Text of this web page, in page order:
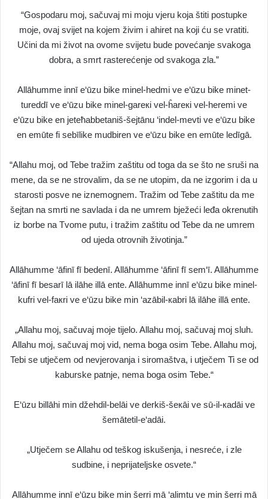
“Gospodaru moj, sačuvaj mi moju vjeru koja štiti postupke
moje, ovaj svijet na kojem živim i ahiret na koji ću se vratiti.
Učini da mi život na ovome svijetu bude povećanje svakoga
dobra, a smrt rasterećenje od svakoga zla.”
Allāhumme innī e‘ūzu bike minel-hedmi ve e‘ūzu bike minet-
tureddī ve e‘ūzu bike minel-gareкi vel-ĥareкi vel-heremi ve
e‘ūzu bike en jeteħabbetaniš-šejtānu ‘indel-mevti ve e‘ūzu bike
en emūte fi sebīlike mudbiren ve e‘ūzu bike en emūte ledīgā.
“Allahu moj, od Tebe tražim zaštitu od toga da se što ne sruši na
mene, da se ne strovalim, da se ne utopim, da ne izgorim i da u
starosti posve ne iznemognem. Tražim od Tebe zaštitu da me
šejtan na smrti ne savlada i da ne umrem bježeći leđa okrenutih
iz borbe na Tvome putu, i tražim zaštitu od Tebe da ne umrem
od ujeda otrovnih životinja.”
Allāhumme ‘āfinī fī bedenī. Allāhumme ‘āfinī fī sem‘ī. Allāhumme
‘āfinī fī besarī lā ilāhe illā ente. Allāhumme innī e‘ūzu bike minel-
kufri vel-faкri ve e‘ūzu bike min ‘azābil-кabri lā ilāhe illā ente.
„Allahu moj, sačuvaj moje tijelo. Allahu moj, sačuvaj moj sluh.
Allahu moj, sačuvaj moj vid, nema boga osim Tebe. Allahu moj,
Tebi se utječem od nevjerovanja i siromaštva, i utječem Ti se od
kaburske patnje, nema boga osim Tebe.“
E‘ūzu billāhi min džehdil-belāi ve derkiš-šeкāi ve sū-il-кadāi ve
šemātetil-e‘adāi.
„Utječem se Allahu od teškog iskušenja, i nesreće, i zle
sudbine, i neprijateljske osvete.“
Allāhumme innī e‘ūzu bike min šerri mā ‘alimtu ve min šerri mā